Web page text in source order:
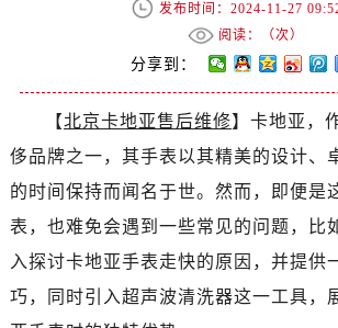
发布时间：2024-11-27
阅读：（次）
分享到：
【北京卡地亚售后维修】卡地亚，
侈品牌之一，其手表以其精美的设计、
的时间保持而闻名于世。然而，即便是
表，也难免会遇到一些常见的问题，比
入探讨卡地亚手表走快的原因，并提供
巧，同时引入超声波清洗器这一工具，